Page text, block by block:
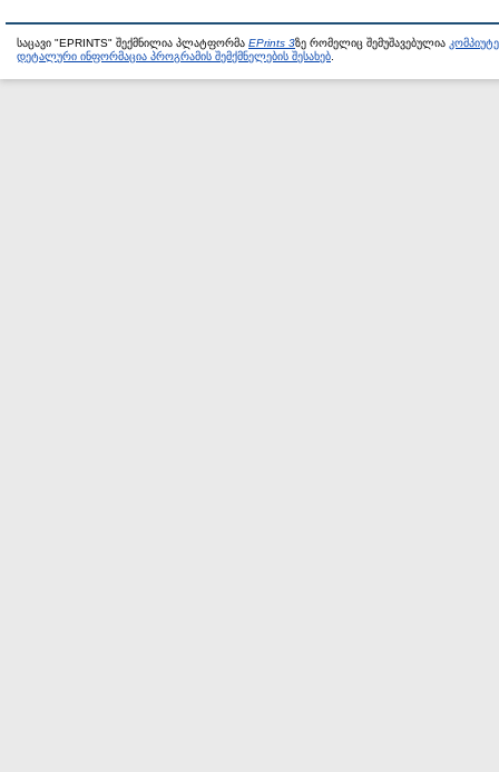
საცავი "EPRINTS" შექმნილია პლატფორმა EPrints 3ზე რომელიც შემუშავებულია
დეტალური ინფორმაცია პროგრამის შემქმნელების შესახებ.